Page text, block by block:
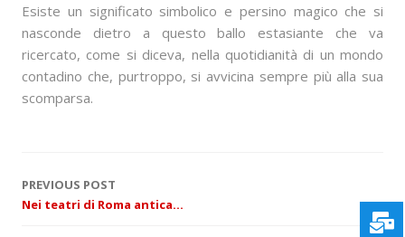
Esiste un significato simbolico e persino magico che si
nasconde dietro a questo ballo estasiante che va
ricercato, come si diceva, nella quotidianità di un mondo
contadino che, purtroppo, si avvicina sempre più alla sua
scomparsa.
P
PREVIOUS POST
Nei teatri di Roma antica…